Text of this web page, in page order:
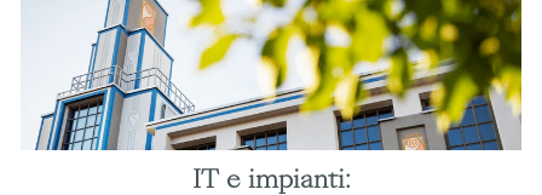
IT e impianti: